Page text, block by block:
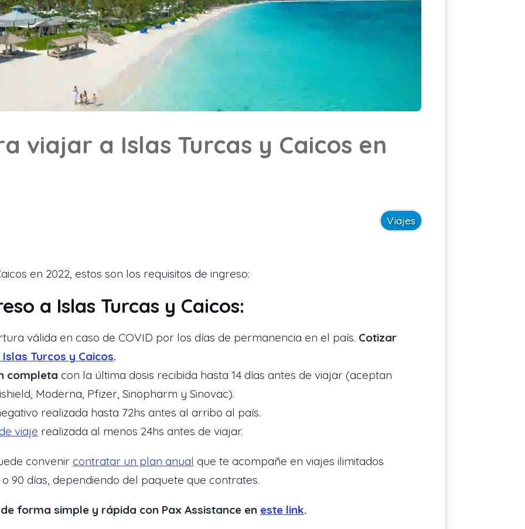
Cotizar asistencia
viajar a Islas Turcas y Caicos en
Viajes
en 2022, estos son los requisitos de ingreso:
a Islas Turcas y Caicos:
válida en caso de COVID por los días de permanencia en el país. Cotizar
Turcos y Caicos.
completa con la última dosis recibida hasta 14 días antes de viajar (aceptan
Moderna, Pfizer, Sinopharm y Sinovac).
realizada hasta 72hs antes al arribo al país.
viaje realizada al menos 24hs antes de viajar.
convenir contratar un plan anual que te acompañe en viajes ilimitados
90 días, dependiendo del paquete que contrates.
forma simple y rápida con Pax Assistance en este link.